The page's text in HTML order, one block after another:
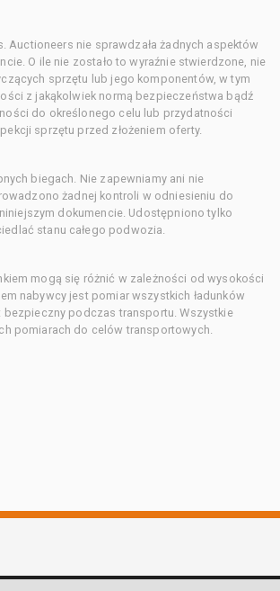
Auctioneers nie sprawdzała żadnych aspektów
O ile nie zostało to wyraźnie stwierdzone, nie
sprzętu lub jego komponentów, w tym
z jakąkolwiek normą bezpieczeństwa bądź
do określonego celu lub przydatności
sprzętu przed złożeniem oferty.
biegach. Nie zapewniamy ani nie
żadnej kontroli w odniesieniu do
dokumencie. Udostępniono tylko
stanu całego podwozia.
mogą się różnić w zależności od wysokości
nabywcy jest pomiar wszystkich ładunków
bezpieczny podczas transportu. Wszystkie
pomiarach do celów transportowych.